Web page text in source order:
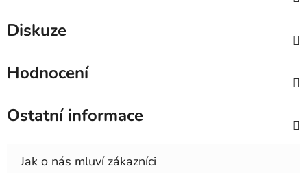
Diskuze
Hodnocení
Ostatní informace